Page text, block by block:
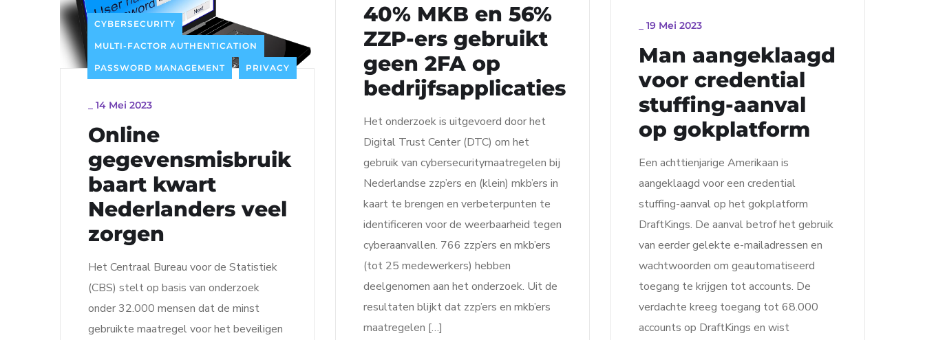
40% MKB en 56%
ZZP-ers gebruikt
geen 2FA op
bedrijfsapplicaties
Het onderzoek is uitgevoerd door het
Digital Trust Center (DTC) om het
gebruik van cybersecuritymaatregelen bij
Nederlandse zzp’ers en (klein) mkb’ers in
kaart te brengen en verbeterpunten te
identificeren voor de weerbaarheid tegen
cyberaanvallen. 766 zzp’ers en mkb’ers
(tot 25 medewerkers) hebben
deelgenomen aan het onderzoek. Uit de
resultaten blijkt dat zzp’ers en mkb’ers
maatregelen […]
19 Mei 2023
Man aangeklaagd
voor credential
stuffing-aanval
op gokplatform
Een achttienjarige Amerikaan is
aangeklaagd voor een credential
stuffing-aanval op het gokplatform
DraftKings. De aanval betrof het gebruik
van eerder gelekte e-mailadressen en
wachtwoorden om geautomatiseerd
toegang te krijgen tot accounts. De
verdachte kreeg toegang tot 68.000
accounts op DraftKings en wist
CYBERSECURITY
MULTI-FACTOR AUTHENTICATION
PASSWORD MANAGEMENT PRIVACY
14 Mei 2023
Online
gegevensmisbruik
baart kwart
Nederlanders veel
zorgen
Het Centraal Bureau voor de Statistiek
(CBS) stelt op basis van onderzoek
onder 32.000 mensen dat de minst
gebruikte maatregel voor het beveiligen